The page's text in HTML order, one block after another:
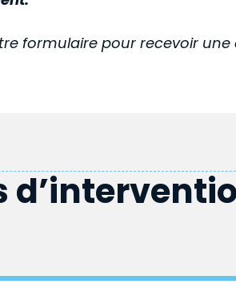
formulaire pour recevoir